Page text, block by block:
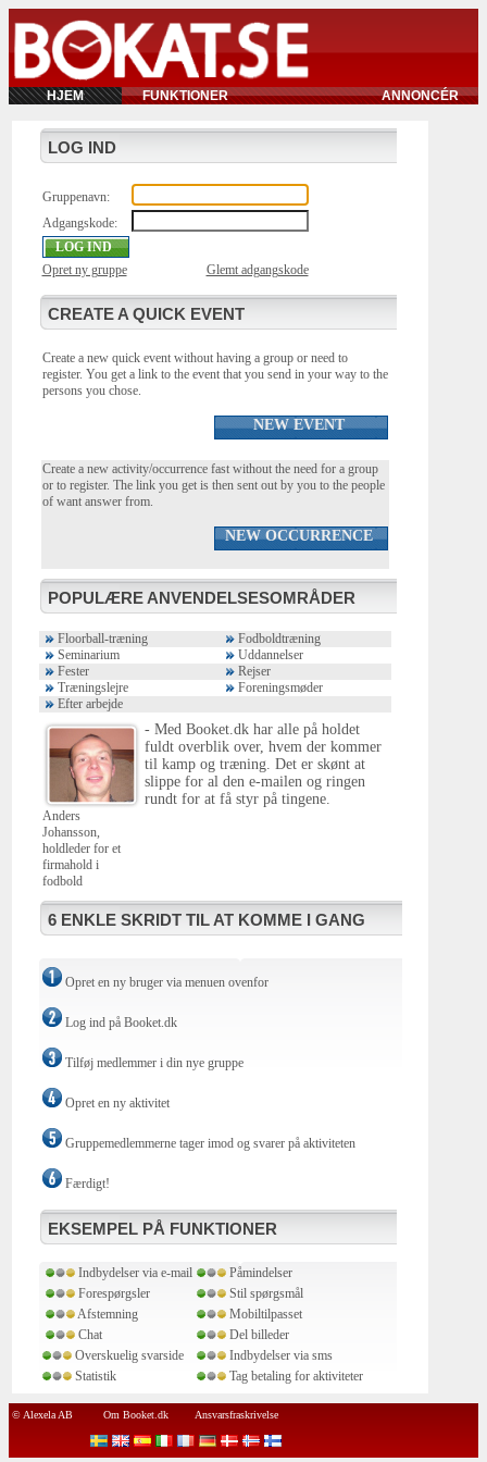
HJEM FUNKTIONER ANNONCÉR
LOG IND
Gruppenavn:
Adgangskode:
Opret ny gruppe Glemt adgangskode
CREATE A QUICK EVENT
Create a new quick event without having a group or need to
register. You get a link to the event that you send in your way to the
persons you chose.
NEW EVENT
Create a new activity/occurrence fast without the need for a group
or to register. The link you get is then sent out by you to the people
of want answer from.
NEW OCCURRENCE
POPULÆRE ANVENDELSESOMRÅDER
Floorball-træning
Fodboldtræning
Seminarium
Uddannelser
Fester
Rejser
Træningslejre
Foreningsmøder
Efter arbejde
Anders
Johansson,
holdleder for et
firmahold i
fodbold
- Med Booket.dk har alle på holdet
fuldt overblik over, hvem der kommer
til kamp og træning. Det er skønt at
slippe for al den e-mailen og ringen
rundt for at få styr på tingene.
6 ENKLE SKRIDT TIL AT KOMME I GANG
Opret en ny bruger via menuen ovenfor
Log ind på Booket.dk
Tilføj medlemmer i din nye gruppe
Opret en ny aktivitet
Gruppemedlemmerne tager imod og svarer på aktiviteten
Færdigt!
EKSEMPEL PÅ FUNKTIONER
Indbydelser via e-mail
Påmindelser
Forespørgsler
Stil spørgsmål
Afstemning
Mobiltilpasset
Chat
Del billeder
Overskuelig svarside
Indbydelser via sms
Statistik
Tag betaling for aktiviteter
© Alexela AB Om Booket.dk Ansvarsfraskrivelse